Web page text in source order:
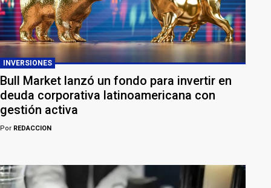
INVERSIONES
Bull Market lanzó un fondo para invertir en
deuda corporativa latinoamericana con
gestión activa
Por REDACCION